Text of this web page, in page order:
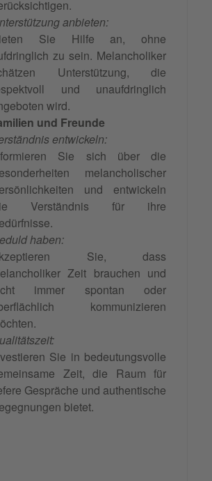
anbieten:
Sie Hilfe an, ohne
zu sein. Melancholiker
Unterstützung, die
und unaufdringlich
wird.
und Freunde
entwickeln:
Sie sich über die
melancholischer
und entwickeln
Verständnis für ihre
haben:
Sie, dass
Zeit brauchen und
immer spontan oder
kommunizieren
Sie in bedeutungsvolle
Zeit, die Raum für
Gespräche und authentische
bietet.